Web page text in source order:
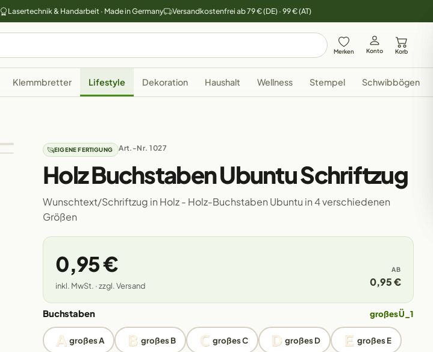
Lasertechnik & Handarbeit · Made in Germany Versandkostenfrei ab 79 € (DE) · 99 € (AT)
Merken Konto Korb
Klemmbretter Lifestyle Dekoration Haushalt Wellness Stempel Schwibbögen
EIGENE FERTIGUNG Art.-Nr. 1027
Holz Buchstaben Ubuntu Schriftzug
Wunschtext/Schriftzug in Holz - Holz-Buchstaben Ubuntu in 4 verschiedenen
Größen
0,95 €
inkl. MwSt. · zzgl. Versand
AB
0,95 €
Buchstaben großes Ü_1
großes A großes B großes C großes D großes E